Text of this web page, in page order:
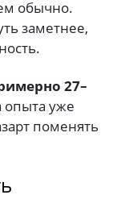
обычно.
заметнее,
27–
опыта уже
поменять